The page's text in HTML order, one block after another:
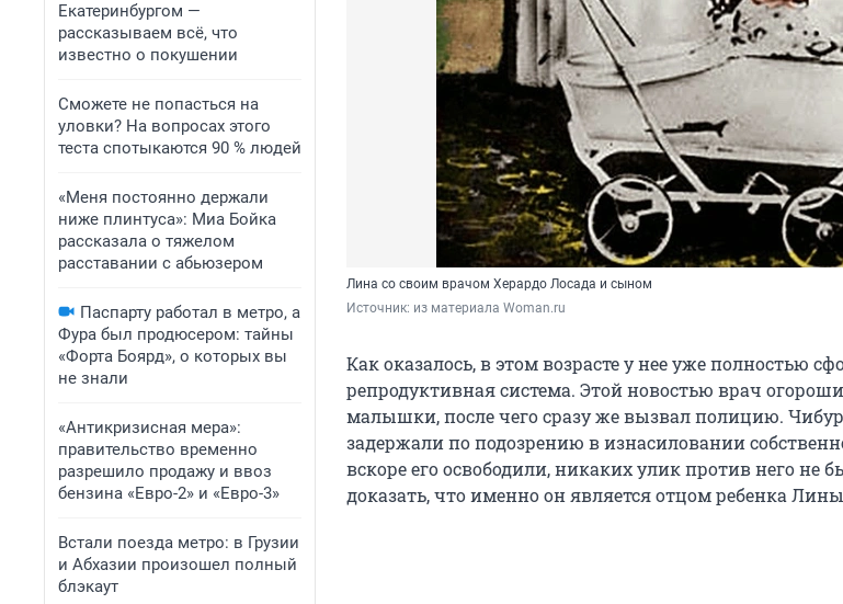
Екатеринбургом —
рассказываем всё, что
известно о покушении
Сможете не попасться на
уловки? На вопросах этого
теста спотыкаются 90 % людей
«Меня постоянно держали
ниже плинтуса»: Миа Бойка
рассказала о тяжелом
расставании с абьюзером
Паспарту работал в метро, а
Фура был продюсером: тайны
«Форта Боярд», о которых вы
не знали
«Антикризисная мера»:
правительство временно
разрешило продажу и ввоз
бензина «Евро-2» и «Евро-3»
Встали поезда метро: в Грузии
и Абхазии произошел полный
блэкаут
Лина со своим врачом Херардо Лосада и сыном
Источник: из материала Woman.ru
Как оказалось, в этом возрасте у нее уже полностью
репродуктивная система. Этой новостью врач
малышки, после чего сразу же вызвал полицию.
задержали по подозрению в изнасиловании
вскоре его освободили, никаких улик против него не
доказать, что именно он является отцом ребенка